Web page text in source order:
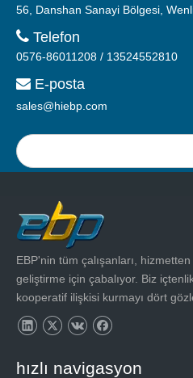
56, Danshan Sanayi Bölgesi,
 Telefon
0576-86011208 / 13524552810
 E-posta
sales@hiebp.com
EBP'nin tüm çalışanları,
geliştirme için çabalıyor. Biz
kooperatif ilişkisi kurmayı dört
hızlı navigasyon